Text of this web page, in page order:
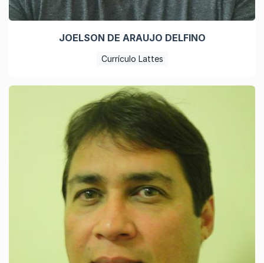
JOELSON DE ARAUJO DELFINO
Currículo Lattes